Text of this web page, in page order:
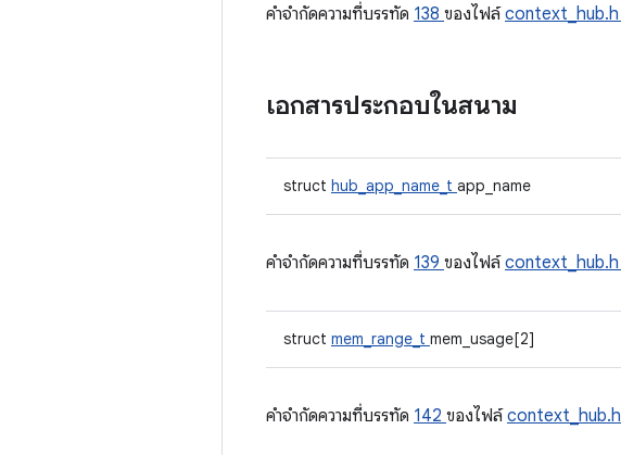
คําจํากัดความที่บรรทัด 138 ของไฟล์context_hub.h
เอกสารประกอบในสนาม
struct hub_app_name_t app_name
คําจํากัดความที่บรรทัด 139 ของไฟล์context_hub.h
struct mem_range_t mem_usage[2]
คําจํากัดความที่บรรทัด 142 ของไฟล์context_hub.h